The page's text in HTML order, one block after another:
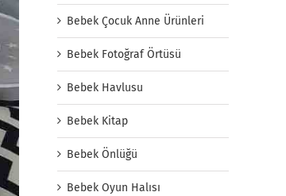
Bebek Çocuk Anne Ürünleri
Bebek Fotoğraf Örtüsü
Bebek Havlusu
Bebek Kitap
Bebek Önlüğü
Bebek Oyun Halısı